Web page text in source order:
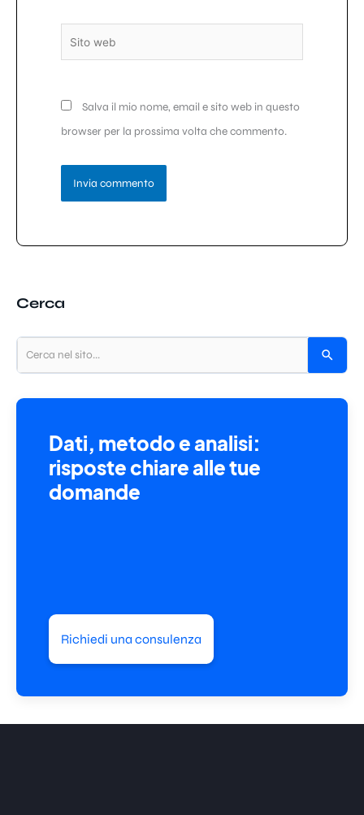
Sito
web
Salva il mio nome, email e sito web in questo
browser per la prossima volta che commento.
Cerca
Dati, metodo e analisi:
risposte chiare alle tue
domande
Richiedi una consulenza